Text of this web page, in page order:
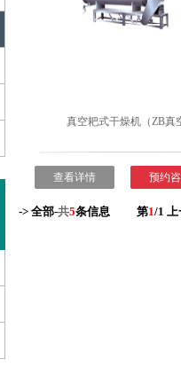
真空耙式干燥机（ZB真
查看详情 预约
-> 全部-共5条信息 第1/1